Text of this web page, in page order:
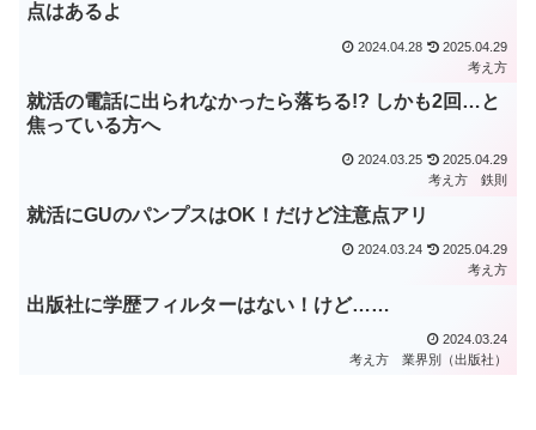
点はあるよ
2024.04.28
2025.04.29
考え方
就活の電話に出られなかったら落ちる!? しかも2回…と
焦っている方へ
2024.03.25
2025.04.29
考え方
鉄則
就活にGUのパンプスはOK！だけど注意点アリ
2024.03.24
2025.04.29
考え方
出版社に学歴フィルターはない！けど……
2024.03.24
考え方
業界別（出版社）